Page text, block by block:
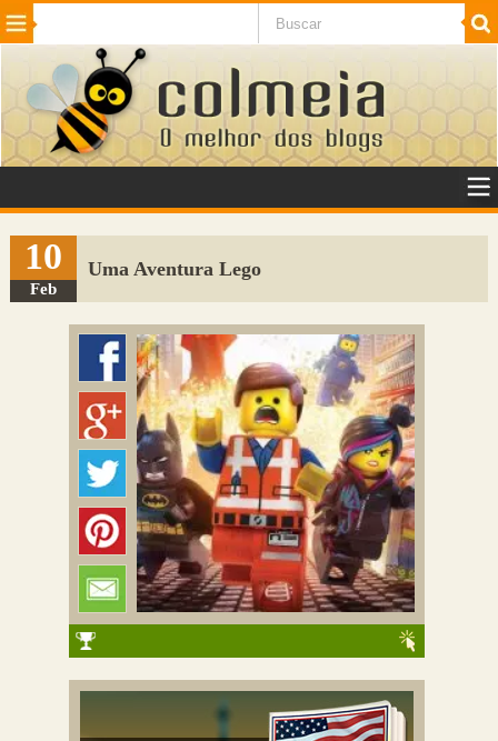
Beleza Cinema e TV
Internet Jogos NotÃ­cias SaÃºde
VeÃ­culos Adulto
Sugerir Link
Adicionar Blog
Colmeia Exchange
Perguntas Frequentes
10
Feb
Uma Aventura Lego